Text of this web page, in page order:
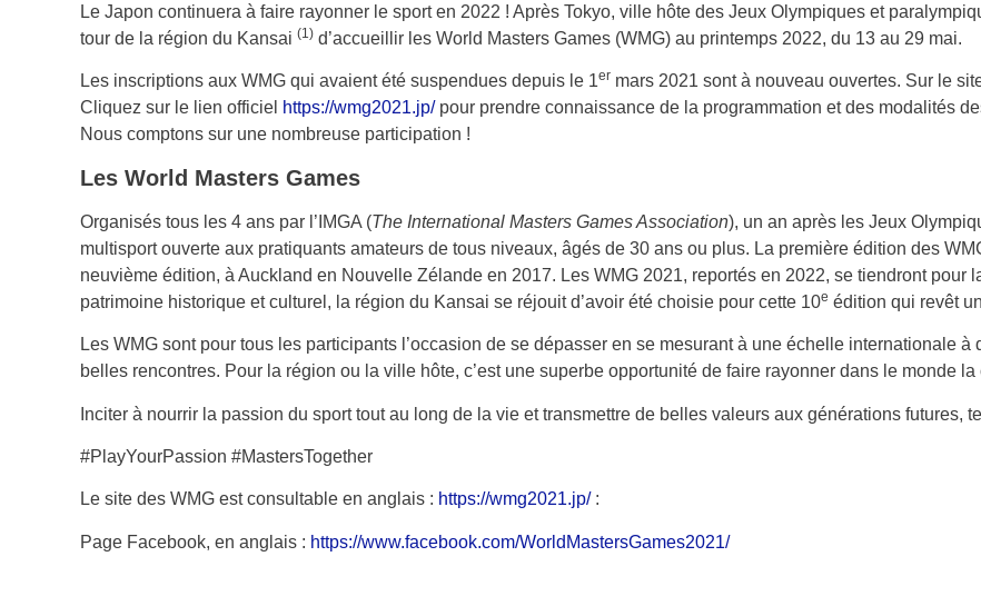
Le Japon continuera à faire rayonner le sport en 2022 ! Après Tokyo, ville hôte des Jeux Olympiques et
tour de la région du Kansai (1) d’accueillir les World Masters Games (WMG) au printemps 2022, du 13 au 29 mai.
Les inscriptions aux WMG qui avaient été suspendues depuis le 1er mars 2021 sont à nouveau ouvertes. Sur le
Cliquez sur le lien officiel https://wmg2021.jp/pour prendre connaissance de la programmation et des modalités
Nous comptons sur une nombreuse participation !
Les World Masters Games
Organisés tous les 4 ans par l’IMGA (The International Masters Games Association), un an après les Jeux
multisport ouverte aux pratiquants amateurs de tous niveaux, âgés de 30 ans ou plus. La première édition des
neuvième édition, à Auckland en Nouvelle Zélande en 2017. Les WMG 2021, reportés en 2022, se tiendront pour
patrimoine historique et culturel, la région du Kansai se réjouit d’avoir été choisie pour cette 10e édition qui revêt
Les WMG sont pour tous les participants l’occasion de se dépasser en se mesurant à une échelle internationale
belles rencontres. Pour la région ou la ville hôte, c’est une superbe opportunité de faire rayonner dans le monde
Inciter à nourrir la passion du sport tout au long de la vie et transmettre de belles valeurs aux générations futures,
#PlayYourPassion #MastersTogether
Le site des WMG est consultable en anglais : https://wmg2021.jp/:
Page Facebook, en anglais : https://www.facebook.com/WorldMastersGames2021/